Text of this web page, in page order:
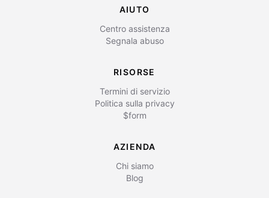
AIUTO
Centro assistenza
Segnala abuso
RISORSE
Termini di servizio
Politica sulla privacy
$form
AZIENDA
Chi siamo
Blog